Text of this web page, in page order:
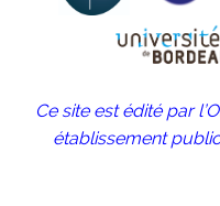
Ce site est édité par
établissement